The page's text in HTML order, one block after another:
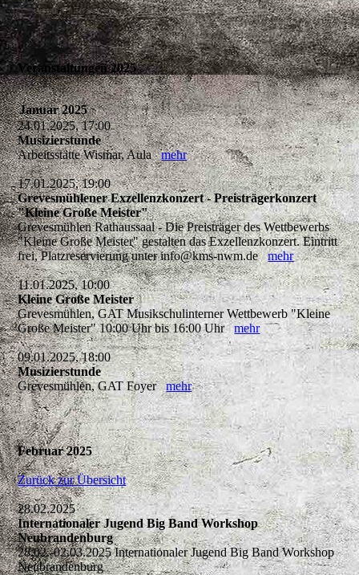
Veranstaltungen 2025
Januar 2025
24.01.2025, 17:00
Musizierstunde
Arbeitsstätte Wismar, Aulamehr
17.01.2025, 19:00
Grevesmühlener Exzellenzkonzert - Preisträgerkonzert
"Kleine Große Meister"
Grevesmühlen Rathaussaal - Die Preisträger des Wettbewerbs
"Kleine Große Meister" gestalten das Exzellenzkonzert. Eintritt
frei, Platzreservierung unter info@kms-nwm.demehr
11.01.2025, 10:00
Kleine Große Meister
Grevesmühlen, GAT Musikschulinterner Wettbewerb "Kleine
Große Meister" 10:00 Uhr bis 16:00 Uhrmehr
09.01.2025, 18:00
Musizierstunde
Grevesmühlen, GAT Foyermehr
Februar 2025
Zurück zur Übersicht
28.02.2025
Internationaler Jugend Big Band Workshop
Neubrandenburg
28.02.-02.03.2025 Internationaler Jugend Big Band Workshop
Neubrandenburg